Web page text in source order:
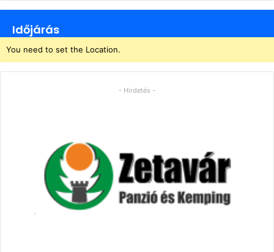
Időjárás
You need to set the Location.
- Hirdetés -